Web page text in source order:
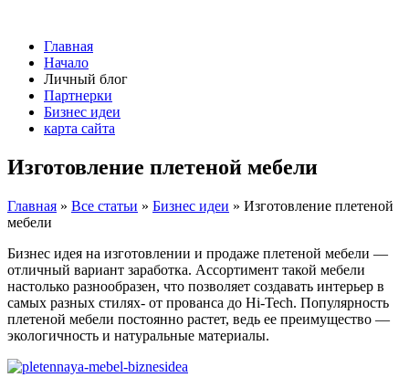
Главная
Начало
Личный блог
Партнерки
Бизнес идеи
карта сайта
Изготовление плетеной мебели
Главная » Все статьи » Бизнес идеи » Изготовление плетеной
мебели
Бизнес идея на изготовлении и продаже плетеной мебели —
отличный вариант заработка. Ассортимент такой мебели
настолько разнообразен, что позволяет создавать интерьер в
самых разных стилях- от прованса до Hi-Tech. Популярность
плетеной мебели постоянно растет, ведь ее преимущество —
экологичность и натуральные материалы.